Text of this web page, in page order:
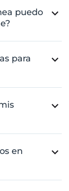
puedo
para
en